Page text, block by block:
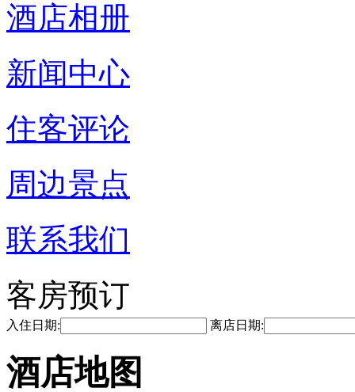
酒店相册
新闻中心
住客评论
周边景点
联系我们
客房预订
入住日期: 离店日期:
酒店地图